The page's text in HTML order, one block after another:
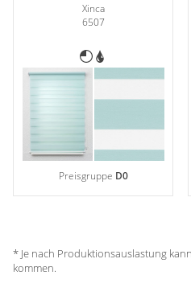
Xinca
6507
Preisgruppe D0
* Je nach Produktionsauslastung
kommen.